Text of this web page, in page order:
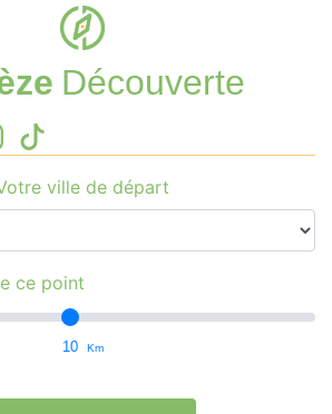
Découverte
ville de départ
ce point
10 Km